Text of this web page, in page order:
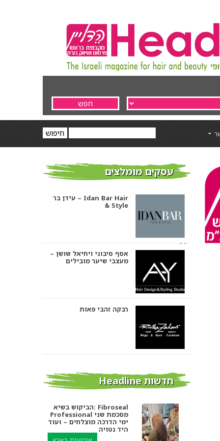
עסקים מומלצים
עידן בר – Idan Bar Hair
& Style
אסף סיבוני ויחיאל שושן –
מעצבי שיער מובילים
רבקה זהבי פאות
אורטל אדרי עיצוב שיער
חדשות Headline
הביקוש בשיא: Fibroseal
Professional מסכמת שני
ימי הדרכה מוצלחים – ועוד
היד נטויה